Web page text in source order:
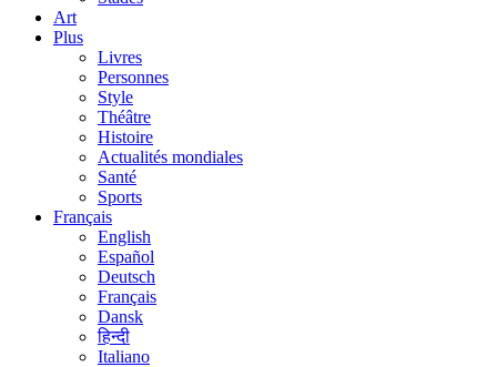
Art
Plus
Livres
Personnes
Style
Théâtre
Histoire
Actualités mondiales
Santé
Sports
Français
English
Español
Deutsch
Français
Dansk
हिन्दी
Italiano